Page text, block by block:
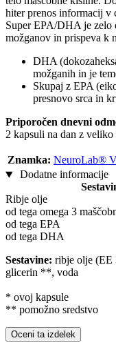
hiter prenos informacij v
Super EPA/DHA je zelo
možganov in prispeva k
DHA
možganih in je
Skupaj z EPA
presnovo srca in
Priporočen dnevni
2 kapsuli na dan z veliko
Znamka: NeuroLab®
Dodatne informacije
Ribje olje
od tega omega 3
od tega EPA
od tega DHA
Sestavine: ribje olje (EE
glicerin **, voda
* ovoj kapsule
** pomožno sredstvo
Oceni ta izdelek